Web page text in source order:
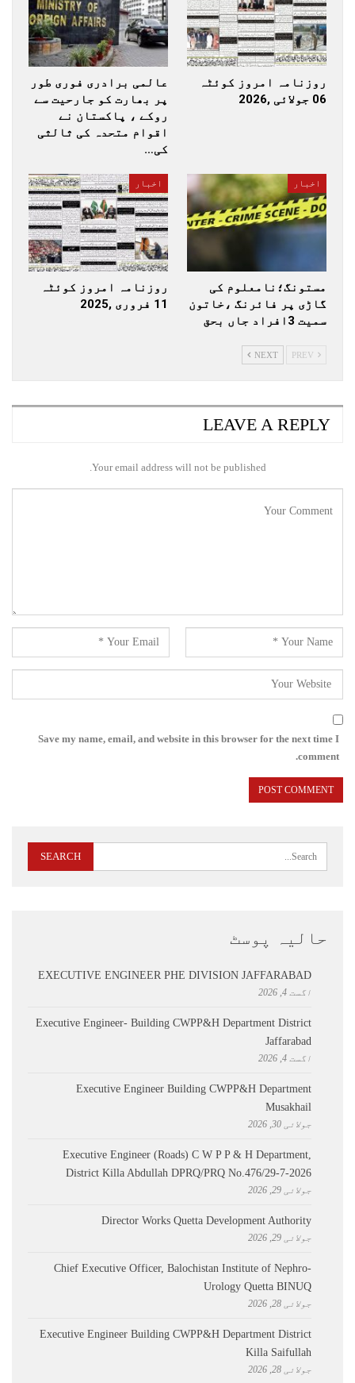
روزنامہ امروز کوئٹہ
06 جولائی ,2026
عالمی برادری فوری طور
پر بھارت کو جارحیت سے
روکے ، پاکستان نے
اقوام متحدہ کی ثالثی
کی…
اخبار
مستونگ؛نامعلوم کی
گاڑی پر فائرنگ ،خاتون
سمیت 3افراد جاں بحق
اخبار
روزنامہ امروز کوئٹہ
11 فروری ,2025
NEXT
LEAVE A REPLY
Your email address will not be published.
Save my name, email, and website in this browser for the next time I
comment.
حالیہ پوسٹ
EXECUTIVE ENGINEER PHE DIVISION JAFFARABAD
اگست 4, 2026
Executive Engineer- Building CWPP&H Department District
Jaffarabad
اگست 4, 2026
Executive Engineer Building CWPP&H Department
Musakhail
جولائی 30, 2026
Executive Engineer (Roads) C W P P & H Department,
District Killa Abdullah ​DPRQ/PRQ No.476/29-7-2026
جولائی 29, 2026
Director Works Quetta Development Authority
جولائی 29, 2026
Chief Executive Officer, Balochistan Institute of Nephro-
Urology Quetta BINUQ
جولائی 28, 2026
Executive Engineer Building CWPP&H Department District
Killa Saifullah
جولائی 28, 2026